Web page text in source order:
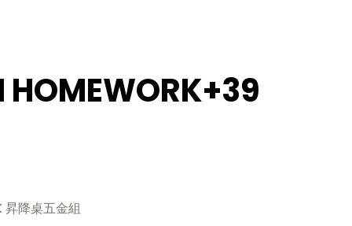
HOMEWORK+39
昇降桌五金組